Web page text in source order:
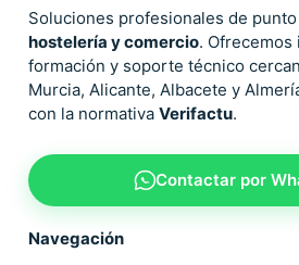
Soluciones profesionales de
hostelería y comercio. Ofrecemos
formación y soporte técnico
Murcia, Alicante, Albacete y
con la normativa Verifactu.
Contactar por
Navegación